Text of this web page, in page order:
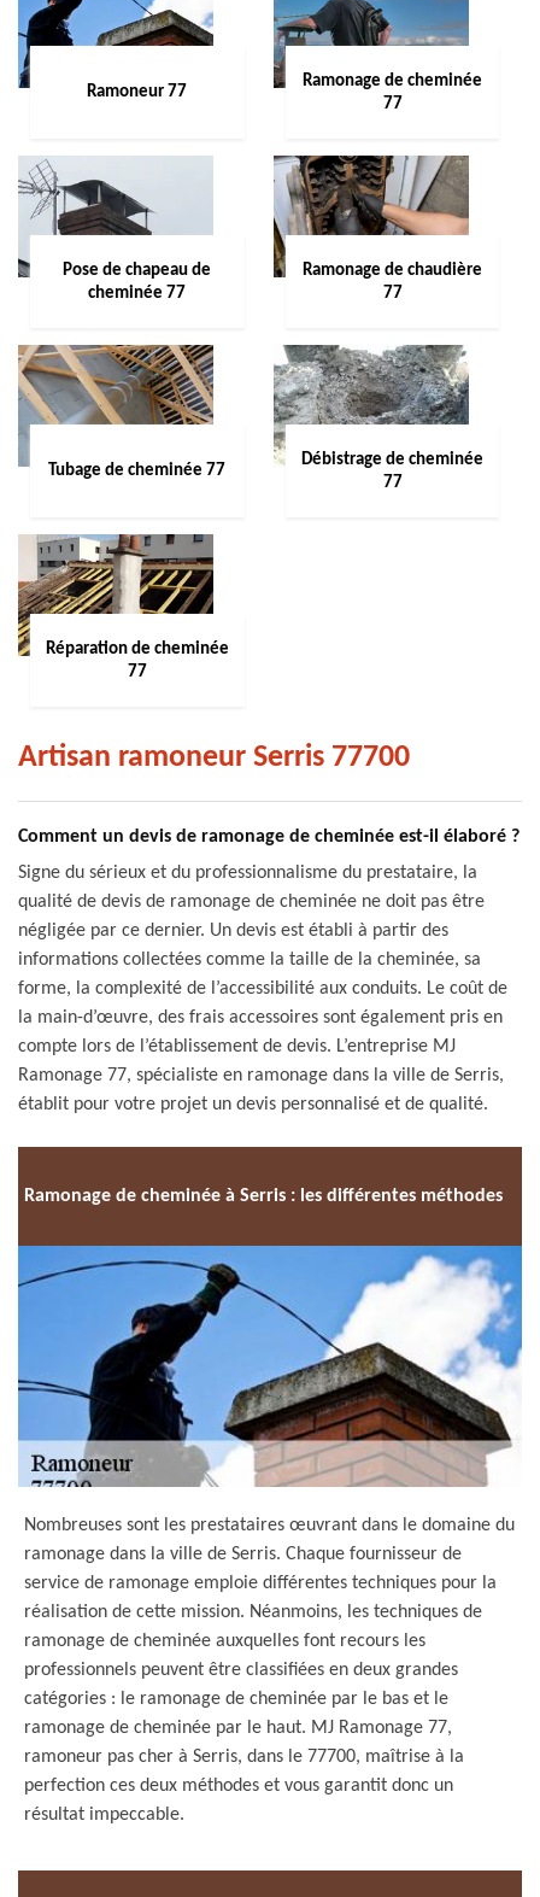
Ramoneur 77
Ramonage de cheminée
77
Pose de chapeau de
cheminée 77
Ramonage de chaudière
77
Tubage de cheminée 77
Débistrage de cheminée
77
Réparation de cheminée
77
Artisan ramoneur Serris 77700
Comment un devis de ramonage de cheminée est-il élaboré ?
Signe du sérieux et du professionnalisme du prestataire, la
qualité de devis de ramonage de cheminée ne doit pas être
négligée par ce dernier. Un devis est établi à partir des
informations collectées comme la taille de la cheminée, sa
forme, la complexité de l’accessibilité aux conduits. Le coût de
la main-d’œuvre, des frais accessoires sont également pris en
compte lors de l’établissement de devis. L’entreprise MJ
Ramonage 77, spécialiste en ramonage dans la ville de Serris,
établit pour votre projet un devis personnalisé et de qualité.
Ramonage de cheminée à Serris : les différentes méthodes
Nombreuses sont les prestataires œuvrant dans le domaine du
ramonage dans la ville de Serris. Chaque fournisseur de
service de ramonage emploie différentes techniques pour la
réalisation de cette mission. Néanmoins, les techniques de
ramonage de cheminée auxquelles font recours les
professionnels peuvent être classifiées en deux grandes
catégories : le ramonage de cheminée par le bas et le
ramonage de cheminée par le haut. MJ Ramonage 77,
ramoneur pas cher à Serris, dans le 77700, maîtrise à la
perfection ces deux méthodes et vous garantit donc un
résultat impeccable.